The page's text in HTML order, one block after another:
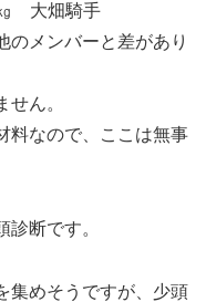
大畑騎手
のメンバーと差があり
ん。
料なので、ここは無事
断です。
集めそうですが、少頭